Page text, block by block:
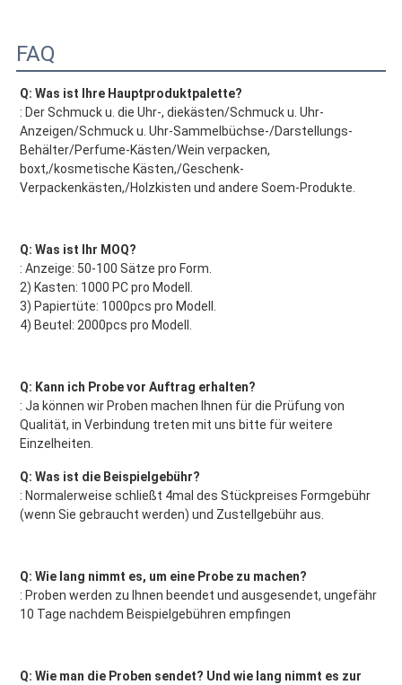
FAQ
Q: Was ist Ihre Hauptproduktpalette?
: Der Schmuck u. die Uhr-, diekästen/Schmuck u. Uhr-
Anzeigen/Schmuck u. Uhr-Sammelbüchse-/Darstellungs-
Behälter/Perfume-Kästen/Wein verpacken,
boxt,/kosmetische Kästen,/Geschenk-
Verpackenkästen,/Holzkisten und andere Soem-Produkte.
Q: Was ist Ihr MOQ?
: Anzeige: 50-100 Sätze pro Form.
2) Kasten: 1000 PC pro Modell.
3) Papiertüte: 1000pcs pro Modell.
4) Beutel: 2000pcs pro Modell.
Q: Kann ich Probe vor Auftrag erhalten?
: Ja können wir Proben machen Ihnen für die Prüfung von
Qualität, in Verbindung treten mit uns bitte für weitere
Einzelheiten.
Q: Was ist die Beispielgebühr?
: Normalerweise schließt 4mal des Stückpreises Formgebühr
(wenn Sie gebraucht werden) und Zustellgebühr aus.
Q: Wie lang nimmt es, um eine Probe zu machen?
: Proben werden zu Ihnen beendet und ausgesendet, ungefähr
10 Tage nachdem Beispielgebühren empfingen
Q: Wie man die Proben sendet? Und wie lang nimmt es zur